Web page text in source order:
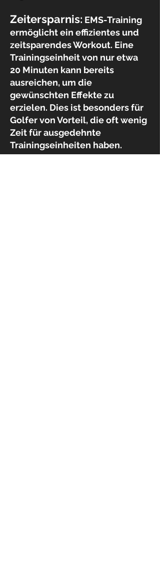
Zeitersparnis: EMS-Training
ermöglicht ein effizientes und
zeitsparendes Workout. Eine
Trainingseinheit von nur etwa
20 Minuten kann bereits
ausreichen, um die
gewünschten Effekte zu
erzielen. Dies ist besonders für
Golfer von Vorteil, die oft wenig
Zeit für ausgedehnte
Trainingseinheiten haben.